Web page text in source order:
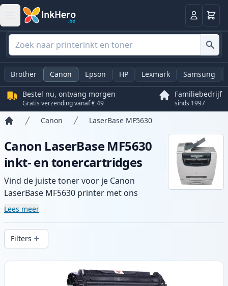
Log in
Brother Canon Epson HP Lexmark Samsung
Bestel nu, ontvang morgen
Gratis verzending vanaf € 49
Familiebedrijf
sinds 1997
Canon LaserBase MF5630
Canon LaserBase MF5630
inkt- en tonercartridges
Vind de juiste toner voor je Canon
LaserBase MF5630 printer met ons
assortiment compatibele en high-yield
printkwaliteit en snelle levering vanuit
lokale voorraad in .
Lees meer
Filters
Producten